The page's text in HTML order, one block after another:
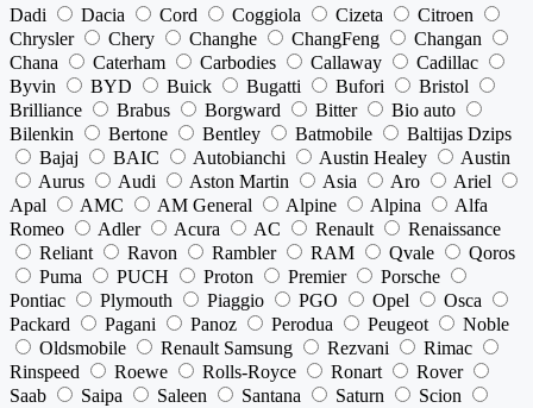
Dadi
Dacia Cord Coggiola Cizeta
Citroen
Chrysler
Chery Changhe ChangFeng
Changan
Chana
Caterham Carbodies Callaway
Cadillac
Byvin
BYD Buick Bugatti Bufori
Bristol
Brilliance
Brabus Borgward Bitter
Bio auto
Bilenkin
Bertone Bentley Batmobile
Baltijas Dzips
Bajaj
BAIC Autobianchi Austin Healey
Austin
Aurus
Audi Aston Martin Asia Aro
Ariel
Apal
AMC AM General Alpine Alpina
Alfa
Romeo
Adler Acura AC Renault
Renaissance
Reliant
Ravon Rambler RAM Qvale
Qoros
Puma
PUCH Proton Premier
Porsche
Pontiac
Plymouth Piaggio PGO Opel
Osca
Packard
Pagani Panoz Perodua Peugeot
Noble
Oldsmobile
Renault Samsung Rezvani
Rimac
Rinspeed
Roewe Rolls-Royce Ronart
Rover
Saab
Saipa Saleen Santana Saturn
Scion